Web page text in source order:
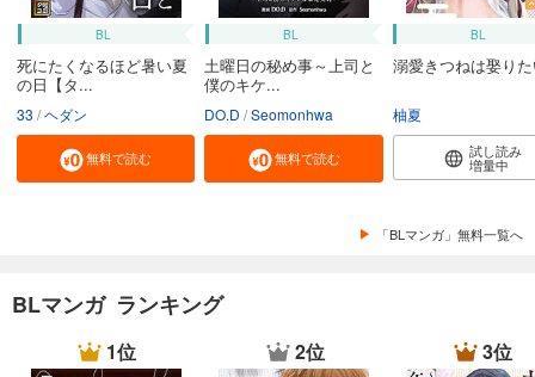
BL
死にたくなるほど暑い夏
の日【タ...
33 ヘダン
無料で読む
BL
土曜日の秘め事～上司と
僕のキケ...
DO.D Seomonhwa
無料で読む
BL
溺愛きつねは娶り
柚夏
試し読み
増量中
「BLマンガ」無料一覧へ
BLマンガ ランキング
1位 2位 3位